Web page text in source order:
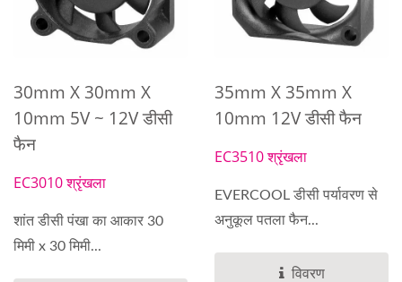
30mm X 30mm X
10mm 5V ~ 12V डीसी
फैन
EC3010 श्रृंखला
शांत डीसी पंखा का आकार 30
मिमी x 30 मिमी...
35mm X 35mm X
10mm 12V डीसी फैन
EC3510 श्रृंखला
EVERCOOL डीसी पर्यावरण से
अनुकूल पतला फैन...
विवरण